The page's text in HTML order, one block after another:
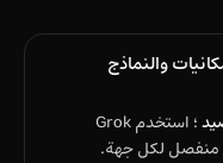
والنماذج
؛ استخدم Grok
منفصل لكل جهة.